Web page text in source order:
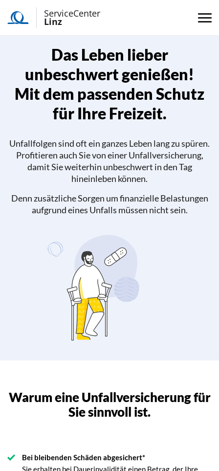
ServiceCenter
Linz
Das Leben lieber
unbeschwert genießen!
Mit dem passenden Schutz
für Ihre Freizeit.
Unfallfolgen sind oft ein ganzes Leben lang zu spüren.
Profitieren auch Sie von einer Unfallversicherung,
damit Sie weiterhin unbeschwert in den Tag
hineinleben können.
Denn zusätzliche Sorgen um finanzielle Belastungen
aufgrund eines Unfalls müssen nicht sein.
Warum eine Unfallversicherung für
Sie sinnvoll ist.
Bei bleibenden Schäden abgesichert*